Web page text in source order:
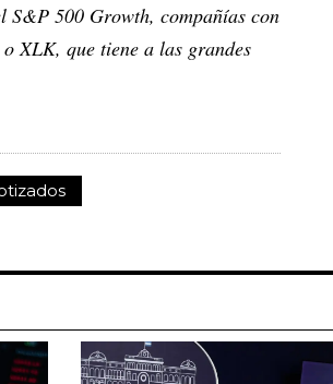
S&P 500 Growth, compañías con
XLK, que tiene a las grandes